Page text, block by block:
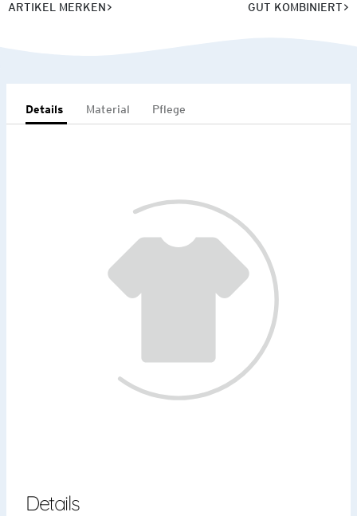
ARTIKEL MERKEN GUT KOMBINIERT
Details Material Pflege
Details